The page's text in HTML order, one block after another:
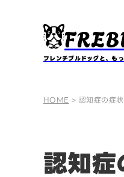
フレンチブルドッグと、も
HOME > 認知症の症
認知